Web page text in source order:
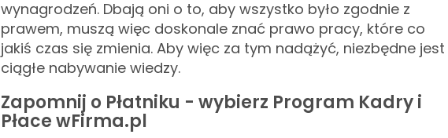
wynagrodzeń. Dbają oni o to, aby wszystko było zgodnie z
prawem, muszą więc doskonale znać prawo pracy, które co
jakiś czas się zmienia. Aby więc za tym nadążyć, niezbędne jest
ciągłe nabywanie wiedzy.
Zapomnij o Płatniku - wybierz Program Kadry i
Płace wFirma.pl